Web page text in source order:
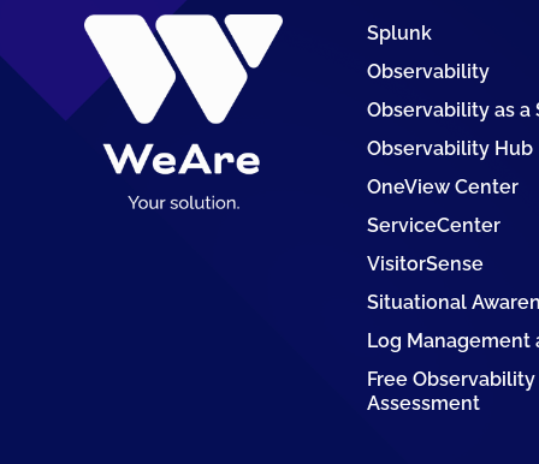
Splunk
Observability
Observability as a
Observability Hub
OneView Center
ServiceCenter
VisitorSense
Situational
Log Management
Free
Assessment